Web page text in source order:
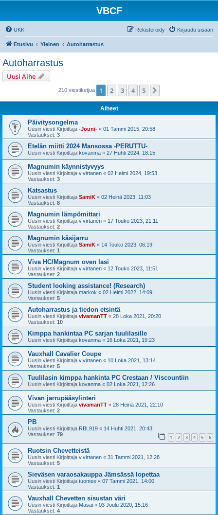
VBCF
UKK Kirjaudu sisään
Rekisteröidy
Etusivu Yleinen Autoharrastus
Autoharrastus
Uusi Aihe
210 viestiketjua 1 2 3 4 5
Aiheet
Päivitysongelma
Uusin viesti Kirjoittaja -Jouni- « 01 Tammi 2015, 20:58
Vastaukset: 3
Etelän miitti 2024 Mansossa -PERUTTU-
Uusin viesti Kirjoittaja kovanma « 27 Huhti 2024, 18:15
Magnumin käynnistyvyys
Uusin viesti Kirjoittaja v.virtanen « 02 Helmi 2024, 19:53
Vastaukset: 3
Katsastus
Uusin viesti Kirjoittaja SamiK « 02 Heinä 2023, 11:03
Vastaukset: 8
Magnumin lämpömittari
Uusin viesti Kirjoittaja v.virtanen « 17 Touko 2023, 21:11
Vastaukset: 2
Magnumin käsijarru
Uusin viesti Kirjoittaja SamiK « 14 Touko 2023, 06:19
Vastaukset: 1
Viva HC/Magnum oven lasi
Uusin viesti Kirjoittaja v.virtanen « 12 Touko 2023, 11:51
Vastaukset: 2
Student looking assistance! (Research)
Uusin viesti Kirjoittaja markok « 02 Helmi 2022, 14:09
Vastaukset: 5
Autoharrastus ja tiedon etsintä
Uusin viesti Kirjoittaja vivamanTT « 28 Loka 2021, 20:20
Vastaukset: 10
Kimppa hankintaa PC sarjan tuulilasille
Uusin viesti Kirjoittaja kovanma « 16 Loka 2021, 19:23
Vauxhall Cavalier Coupe
Uusin viesti Kirjoittaja v.virtanen « 10 Loka 2021, 13:14
Vastaukset: 5
Tuulilasin kimppa hankinta PC Crestaan / Viscountiin
Uusin viesti Kirjoittaja kovanma « 02 Loka 2021, 12:26
Vivan jarrupääsylinteri
Uusin viesti Kirjoittaja vivamanTT « 28 Heinä 2021, 22:10
Vastaukset: 2
PB
Uusin viesti Kirjoittaja RBL919 « 14 Huhti 2021, 20:43
Vastaukset: 79 1 2 3 4 5 6
Ruotsin Chevetteistä
Uusin viesti Kirjoittaja v.virtanen « 31 Tammi 2021, 12:28
Vastaukset: 5
Sieväsen varaosakauppa Jämsässä lopettaa
Uusin viesti Kirjoittaja tuomee « 07 Tammi 2021, 14:00
Vastaukset: 1
Vauxhall Chevetten sisustan väri
Uusin viesti Kirjoittaja Masai « 03 Joulu 2020, 15:16
Vastaukset: 4